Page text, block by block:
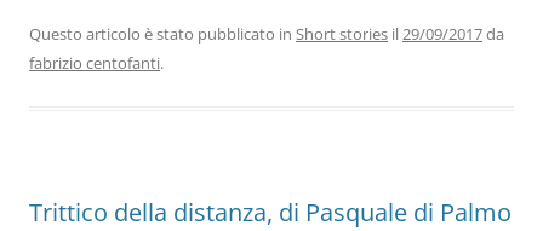
b
o
dI A a vi
Questo articolo è stato pubblicato in Short stories il29/09/2017da
fabrizio centofanti.
Trittico della distanza, di Pasquale di Palmo